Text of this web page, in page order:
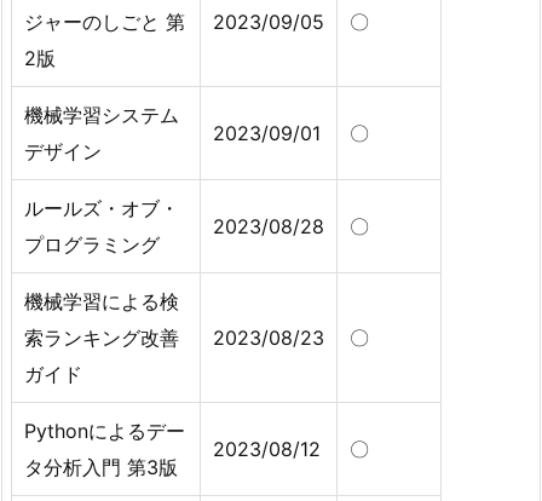
ジャーのしごと 第
2版
2023/09/05 〇
機械学習システム
デザイン
2023/09/01 〇
ルールズ・オブ・
プログラミング
2023/08/28 〇
機械学習による検
索ランキング改善
ガイド
2023/08/23 〇
Pythonによるデー
タ分析入門 第3版
2023/08/12 〇